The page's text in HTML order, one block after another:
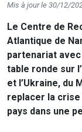
Mis à jour le 30/12/
Le Centre de
Atlantique de
partenariat
table ronde sur
et l’Ukraine, du
replacer la
pays dans une